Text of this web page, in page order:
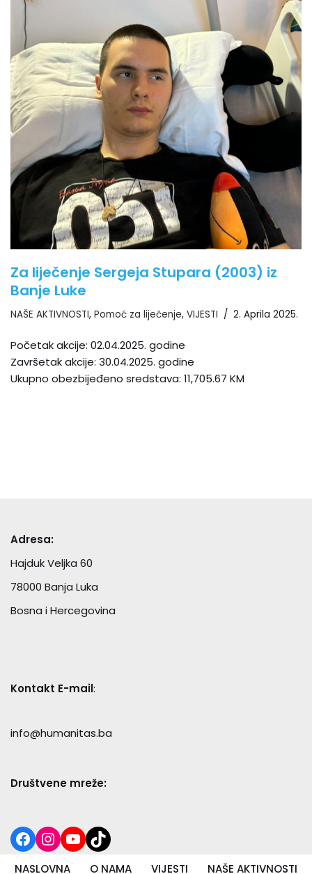
Za liječenje Sergeja Stupara (2003) iz
Banje Luke
NAŠE AKTIVNOSTI, Pomoć za liječenje, VIJESTI 2. Aprila 2025.
Početak akcije: 02.04.2025. godine
Završetak akcije: 30.04.2025. godine
Ukupno obezbijeđeno sredstava: 11,705.67 KM
Adresa:
Hajduk Veljka 60
78000 Banja Luka
Bosna i Hercegovina
Kontakt E-mail:
info@humanitas.ba
Društvene mreže:
NASLOVNA O NAMA VIJESTI NAŠE AKTIVNOSTI